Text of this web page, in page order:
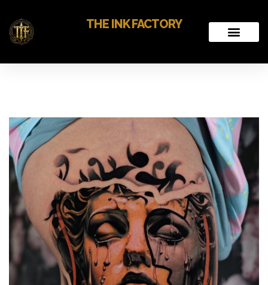
THE INK FACTORY